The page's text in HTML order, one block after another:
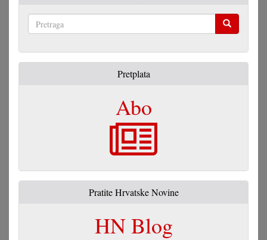
Pretplata
Abo
Pratite Hrvatske Novine
HN Blog